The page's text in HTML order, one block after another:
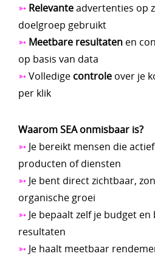
➳ Relevanteadvertenties op
doelgroep gebruikt
➳ Meetbare resultaten en
op basis van data
➳Volledige controle over je
per klik
Waarom SEA onmisbaar is?
➳ Je bereikt mensen die
producten of diensten
➳ Je bent direct zichtbaar,
organische groei
➳ Je bepaalt zelf je budget
resultaten
➳ Je haalt meetbaar